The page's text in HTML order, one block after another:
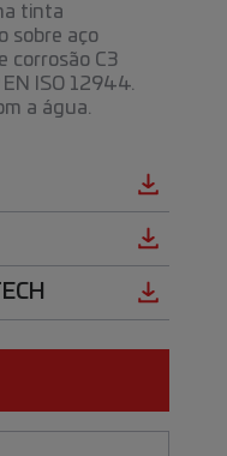
tinta
sobre aço
corrosão C3
ISO 12944.
a água.